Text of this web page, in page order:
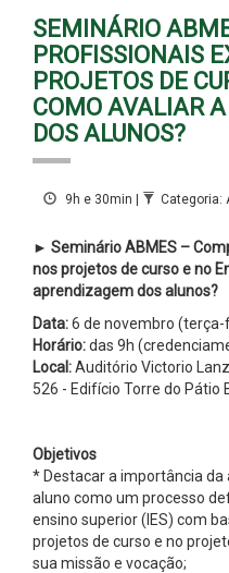
SEMINÁRIO
PROFISSIONAIS
PROJETOS DE
COMO AVALIAR
DOS ALUNOS?
9h e 30min | Categoria:
► Seminário ABMES –
nos projetos de curso e no
aprendizagem dos alunos?
Data:6 de novembro
Horário:das 9h
Local:Auditório Victorio
526 - Edifício Torre do Pátio
Objetivos
* Destacar a importância
aluno como um processo
ensino superior (IES) com
projetos de curso e no
sua missão e vocação;